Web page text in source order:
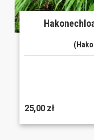
25,00 zł